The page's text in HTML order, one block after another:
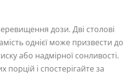
дози. Дві столові
однієї може призвести до
або надмірної сонливості.
порцій і спостерігайте за